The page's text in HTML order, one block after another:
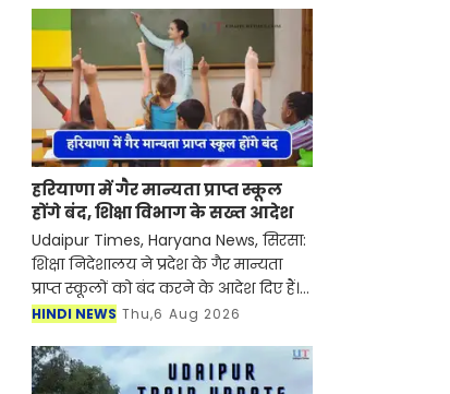
हरियाणा में गैर मान्यता प्राप्त स्कूल
होंगे बंद, शिक्षा विभाग के सख्त आदेश
Udaipur Times, Haryana News, सिरसा:
शिक्षा निदेशालय ने प्रदेश के गैर मान्यता
प्राप्त स्कूलों को बंद करने के आदेश दिए हैं।
जिला शिक्षा अधिकारियों से रिपोर्ट मांगी है,
HINDI NEWS Thu,6 Aug 2026